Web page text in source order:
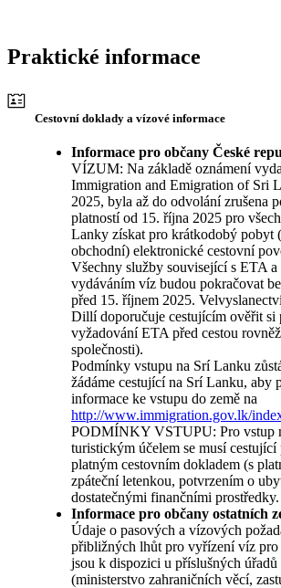
Praktické informace
Cestovní doklady a vízové informace
Informace pro občany České
VÍZUM: Na základě oznámení
Immigration and Emigration of Sri
2025, byla až do odvolání zrušena
platností od 15. října 2025 pro
Lanky získat pro krátkodobý pobyt
obchodní) elektronické cestovní
Všechny služby související s ETA a
vydáváním víz budou pokračovat
před 15. říjnem 2025.
Dillí doporučuje cestujícím ověřit si
vyžadování ETA před cestou
společnosti).
Podmínky vstupu na Srí Lanku
žádáme cestující na Srí Lanku, aby
informace ke vstupu do země na
http://www.immigration.gov.lk/
PODMÍNKY VSTUPU: Pro vstup
turistickým účelem se musí
platným cestovním dokladem (s
zpáteční letenkou, potvrzením o
dostatečnými finančními prostředky.
Informace pro občany ostatních
Údaje o pasových a vízových
přibližných lhůt pro vyřízení víz pro
jsou k dispozici u příslušných úřadů
(ministerstvo zahraničních věcí,